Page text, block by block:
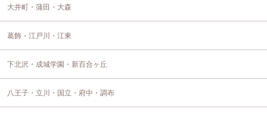
大井町・蒲田・大森
葛飾・江戸川・江東
下北沢・成城学園・新百合ヶ丘
八王子・立川・国立・府中・調布